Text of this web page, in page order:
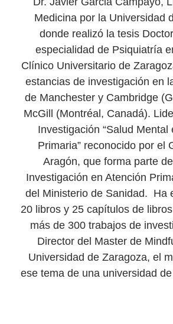
Medicina por la Universidad
donde realizó la tesis
especialidad de Psiquiatría
Clínico Universitario de
estancias de investigación en
de Manchester y Cambridge
McGill (Montréal, Canadá).
Investigación “Salud Mental
Primaria” reconocido por el
Aragón, que forma parte
Investigación en Atención
del Ministerio de Sanidad. ‍ Ha
20 libros y 25 capítulos de
más de 300 trabajos de
Director del Master de
Universidad de Zaragoza, el
ese tema de una universidad